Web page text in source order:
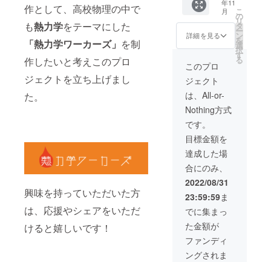
作として、高校物理の中で
も熱力学をテーマにした
「熱力学ワーカーズ」 を制
作したいと考えこのプロ
ジェクトを立ち上げまし
た。
興味を持っていただいた方
は、応援やシェアをいただ
けると嬉しいです！
有効期
限は
11月〜
2023年
3月とさ
せてい
ただき
ます。
※支援者
様によ
るZoom
スク
リーン
ショッ
ト・録
音・録
画は禁
止とさ
せてい
ただき
ます。
セット
・『有
機大富
豪』５
※送料・
消費税
込みの
価格で
す。
学ワー
カー
ズ』を
１セッ
トずつ
お送り
しま
す。通
常プラ
ンより
もさら
にお得
ランで
す。
【リ
ターン
内容】
・『熱
力学
ワー
カー
ズ』１
セット
・『有
機大富
年11
月
詳細を見る
こ
の
リ
タ
ー
ン
を
選
択
す
る
このプロ
ジェクト
は、All-or-
Nothing方式
です。
目標金額を
達成した場
合にのみ、
2022/08/31
23:59:59ま
でに集まっ
た金額が
ファンディ
ングされま